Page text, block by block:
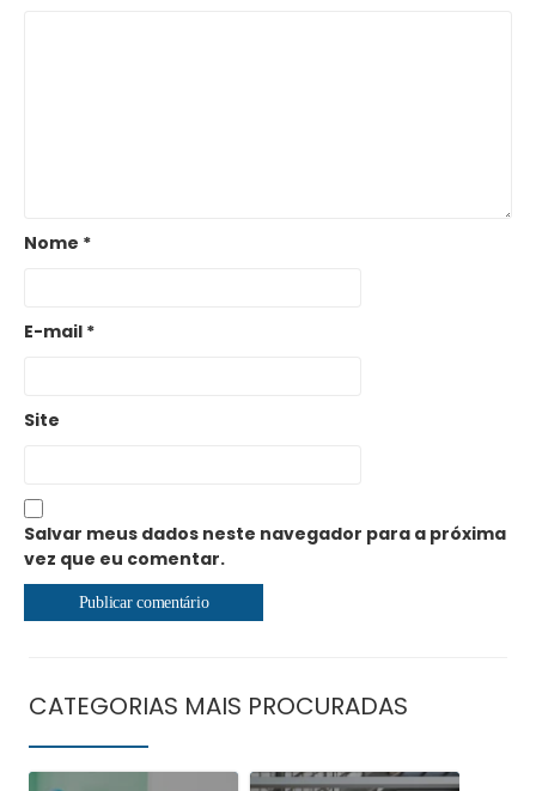
Nome *
E-mail *
Site
Salvar meus dados neste navegador para a próxima
vez que eu comentar.
CATEGORIAS MAIS PROCURADAS